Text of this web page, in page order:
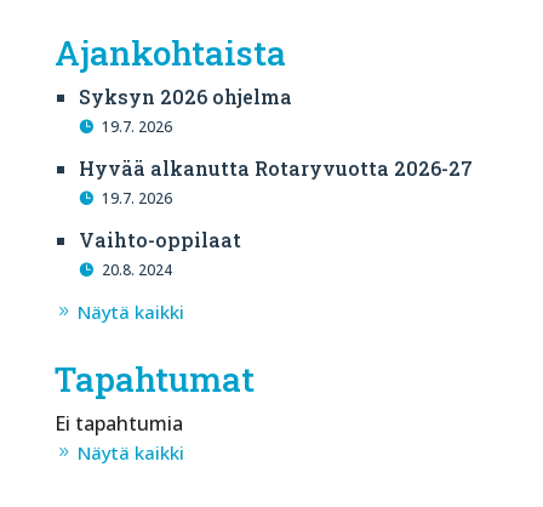
Ajankohtaista
Syksyn 2026 ohjelma
19.7. 2026
Hyvää alkanutta Rotaryvuotta 2026-27
19.7. 2026
Vaihto-oppilaat
20.8. 2024
Näytä kaikki
Tapahtumat
Ei tapahtumia
Näytä kaikki